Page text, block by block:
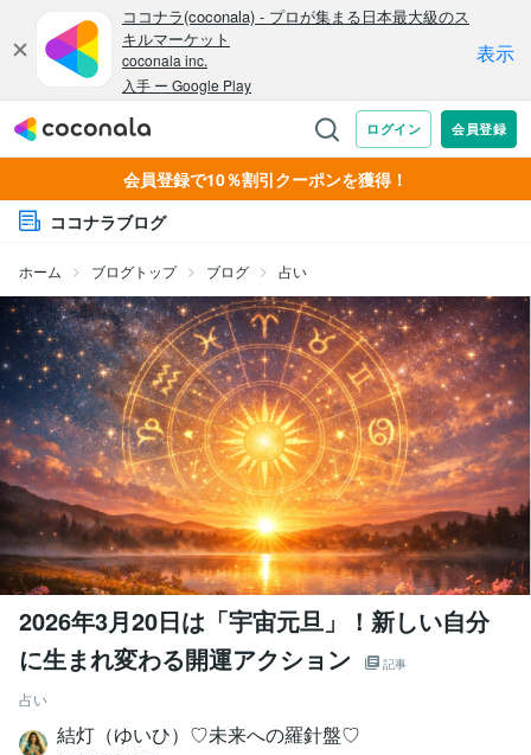
会員登録で10％割引クーポンを獲得！
ココナラブログ
ホーム ブログトップ ブログ 占い
2026年3月20日は「宇宙元旦」！新しい自分
に生まれ変わる開運アクション
記事
占い
結灯（ゆいひ）♡未来への羅針盤♡